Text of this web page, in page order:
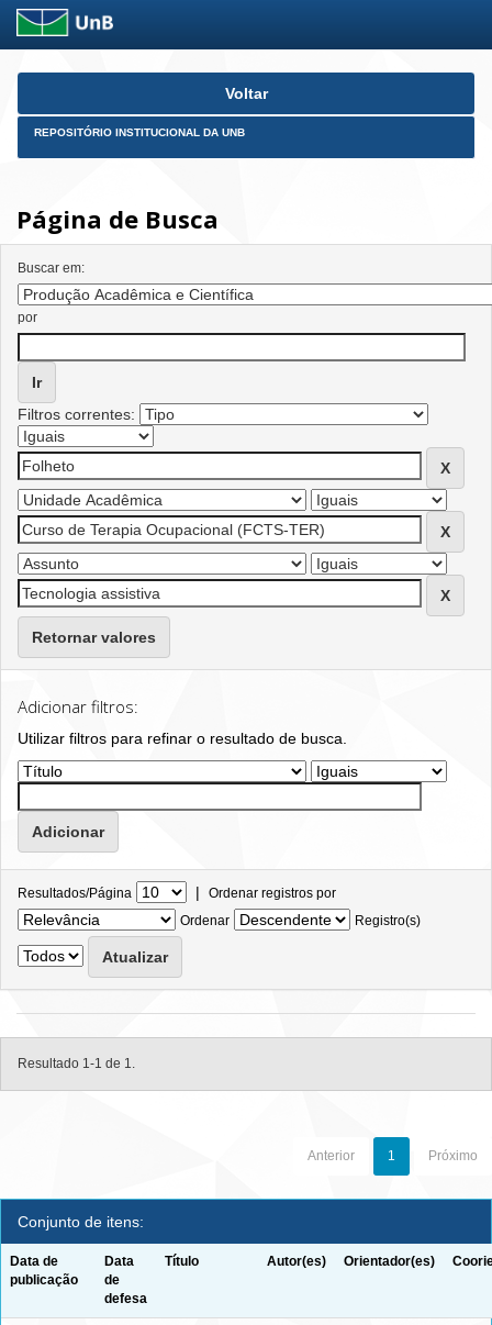
Skip
Voltar
REPOSITÓRIO INSTITUCIONAL DA UNB
Página de Busca
Buscar em:
por
Filtros correntes:
Retornar valores
Adicionar filtros:
Utilizar filtros para refinar o resultado de busca.
Resultados/Página | Ordenar registros por
Ordenar
Registro(s)
Resultado 1-1 de 1.
Anterior 1 Próximo
Conjunto de itens:
Data de
publicação
Data
de
defesa
Título Autor(es) Orientador(es)